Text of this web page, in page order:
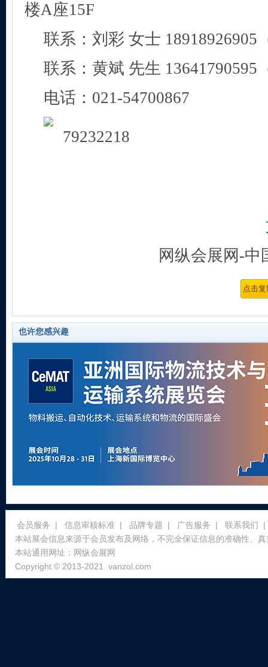
楼A座15F
联系：刘彩 女士 18918926905
联系：黄斌 先生 13641790595
电话：021-54700867
网纵会展网-中
也许您感兴趣
会员服务 | 信息审核标准 | 品牌专题 | 广告服务 | 联系我们
|
本站展会信息来源于会员发布及网络，不完全保证信息的准确性、
本站通用网址： 网纵会展网
Copyright © 2013-2021 vanzol.com